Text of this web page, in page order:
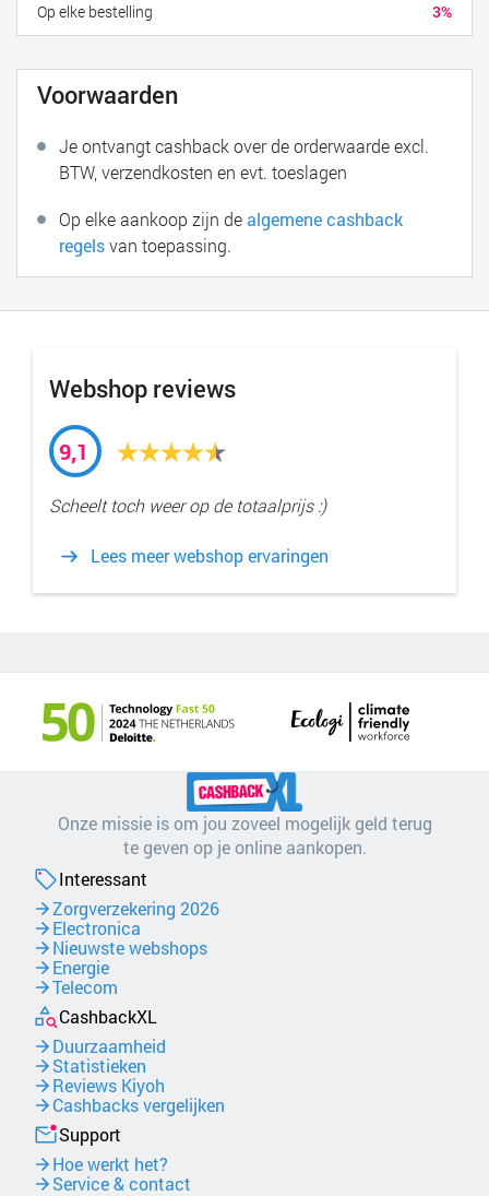
3%
Op elke bestelling
Voorwaarden
Je ontvangt cashback over de orderwaarde excl.
BTW, verzendkosten en evt. toeslagen
Op elke aankoop zijn dealgemene cashback
regelsvan toepassing.
Webshop reviews
9,1
Scheelt toch weer op de totaalprijs :)
Lees meer webshop ervaringen
Onze missie is om jou zoveel mogelijk geld terug
te geven op je online aankopen.
Interessant
Zorgverzekering 2026
Electronica
Nieuwste webshops
Energie
Telecom
CashbackXL
Duurzaamheid
Statistieken
Reviews Kiyoh
Cashbacks vergelijken
Support
Hoe werkt het?
Service & contact